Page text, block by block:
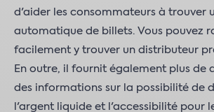
d'aider les consommateurs à trouver
automatique de billets. Vous pouvez
facilement y trouver un distributeur
En outre, il fournit également plus de
des informations sur la possibilité de
l'argent liquide et l'accessibilité pour